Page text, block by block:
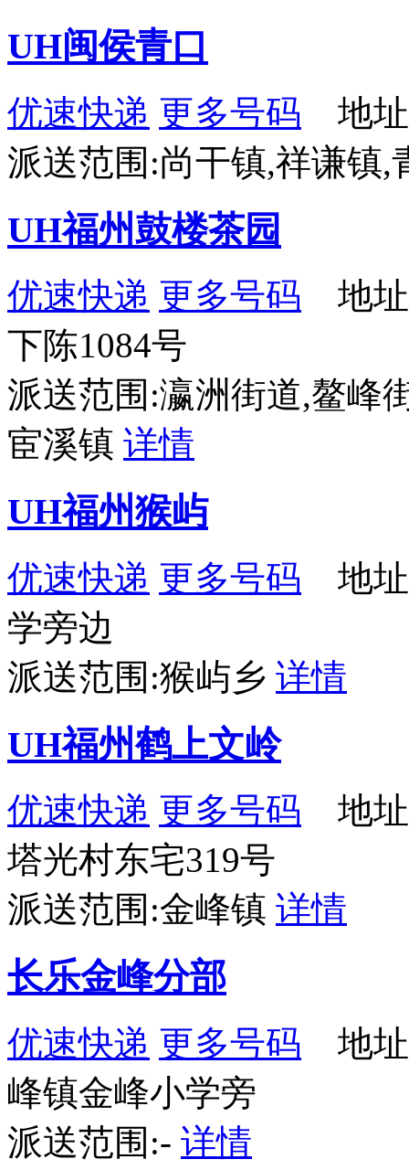
UH闽侯青口
优速快递 更多号码 地址
派送范围:尚干镇,祥谦镇,
UH福州鼓楼茶园
优速快递 更多号码 地址
下陈1084号
派送范围:瀛洲街道,鳌峰
宦溪镇 详情
UH福州猴屿
优速快递 更多号码 地址
学旁边
派送范围:猴屿乡 详情
UH福州鹤上文岭
优速快递 更多号码 地址
塔光村东宅319号
派送范围:金峰镇 详情
长乐金峰分部
优速快递 更多号码 地址
峰镇金峰小学旁
派送范围:- 详情